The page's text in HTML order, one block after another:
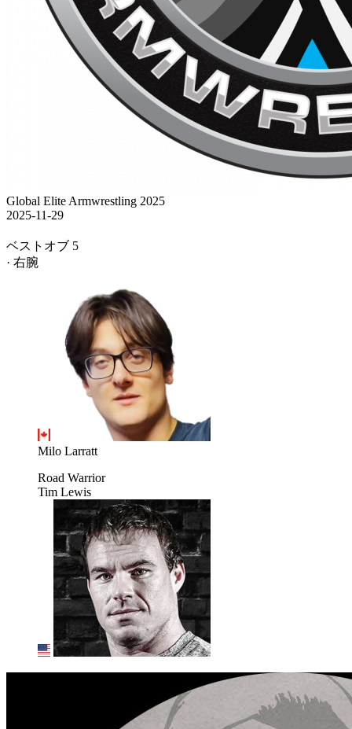
Global Elite Armwrestling 2025
2025-11-29
ベストオブ 5
· 右腕
Milo Larratt
Road Warrior
Tim Lewis